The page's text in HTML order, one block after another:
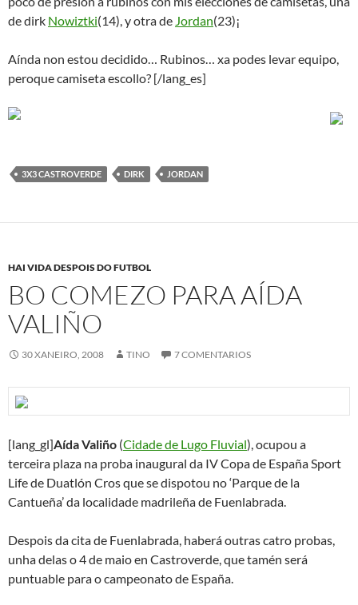
de dirk Nowiztki(14), y otra de Jordan(23)¡
Aínda non estou decidido… Rubinos… xa podes levar equipo,
peroque camiseta escollo? [/lang_es]
3X3 CASTROVERDE DIRK JORDAN
HAI VIDA DESPOIS DO FUTBOL
BO COMEZO PARA AÍDA
VALIÑO
30 XANEIRO, 2008 TINO 7 COMENTARIOS
[lang_gl]Aída Valiño (Cidade de Lugo Fluvial), ocupou a
terceira plaza na proba inaugural da IV Copa de España Sport
Life de Duatlón Cros que se dispotou no ‘Parque de la
Cantueña’ da localidade madrileña de Fuenlabrada.
Despois da cita de Fuenlabrada, haberá outras catro probas,
unha delas o 4 de maio en Castroverde, que tamén será
puntuable para o campeonato de España.